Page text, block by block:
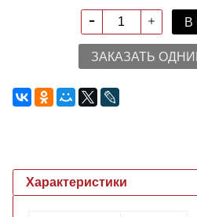
В
ЗАКАЗАТЬ
Характеристики